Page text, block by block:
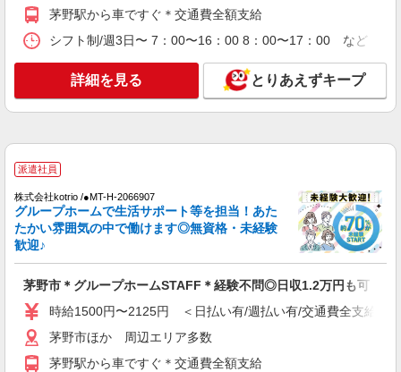
時給1500円〜2125円 ＜日払い有/週払い有/交
通費全支給(ガソリン代含む)＞
茅野市
キープ 詳細を見る
株式会社kotrio /●MT-H-1977547
時給1500円〜2125円 ＜日払い有/週払い有/交
通費全支給(ガソリン代含む)＞
キープ 詳細を見る
派遣社員
株式会社kotrio /●MT-H-1732727
サ高住職員＊残業しているようじゃダメか、定
茅野駅から車ですぐ＊交通費全額支給
シフト制/週3日〜 7：00〜16：00 8：00〜17：00 など （休
詳細を見る とりあえずキープ
派遣社員
株式会社kotrio /●MT-H-2066907
グループホームで生活サポート等を担当！あた
たかい雰囲気の中で働けます◎無資格・未経験
歓迎♪
茅野市＊グループホームSTAFF＊経験不問◎日収1.2万円も可
時給1500円〜2125円 ＜日払い有/週払い有/交通費全支給(ガ
茅野市ほか 周辺エリア多数
茅野駅から車ですぐ＊交通費全額支給